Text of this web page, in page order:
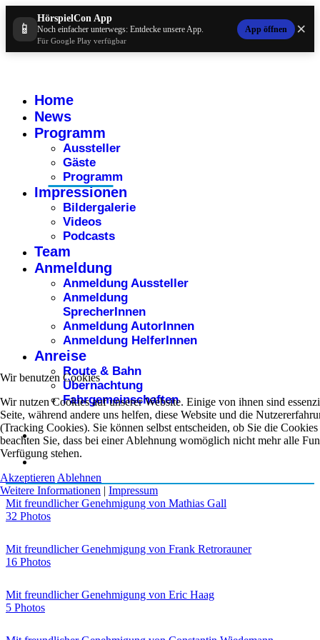
📱
HörspielCon App
Noch einfacher unterwegs: Entdecke unsere App.
Für Google Play verfügbar
App öffnen ×
Home
News
Programm
Aussteller
Gäste
Programm
Impressionen
Bildergalerie
Videos
Podcasts
Team
Anmeldung
Anmeldung Aussteller
Anmeldung
SprecherInnen
Anmeldung AutorInnen
Anmeldung HelferInnen
Anreise
Route & Bahn
Übernachtung
Fahrgemeinschaften
Mit freundlicher Genehmigung von Mathias Gall
32 Photos
Mit freundlicher Genehmigung von Frank Retrorauner
16 Photos
Mit freundlicher Genehmigung von Eric Haag
5 Photos
Wir benutzen Cookies
Wir nutzen Cookies auf unserer Website. Einige von ihnen sind
Seite, während andere uns helfen, diese Website und die
(Tracking Cookies). Sie können selbst entscheiden, ob Sie die
beachten Sie, dass bei einer Ablehnung womöglich nicht mehr alle
Verfügung stehen.
Akzeptieren Ablehnen
Weitere Informationen | Impressum